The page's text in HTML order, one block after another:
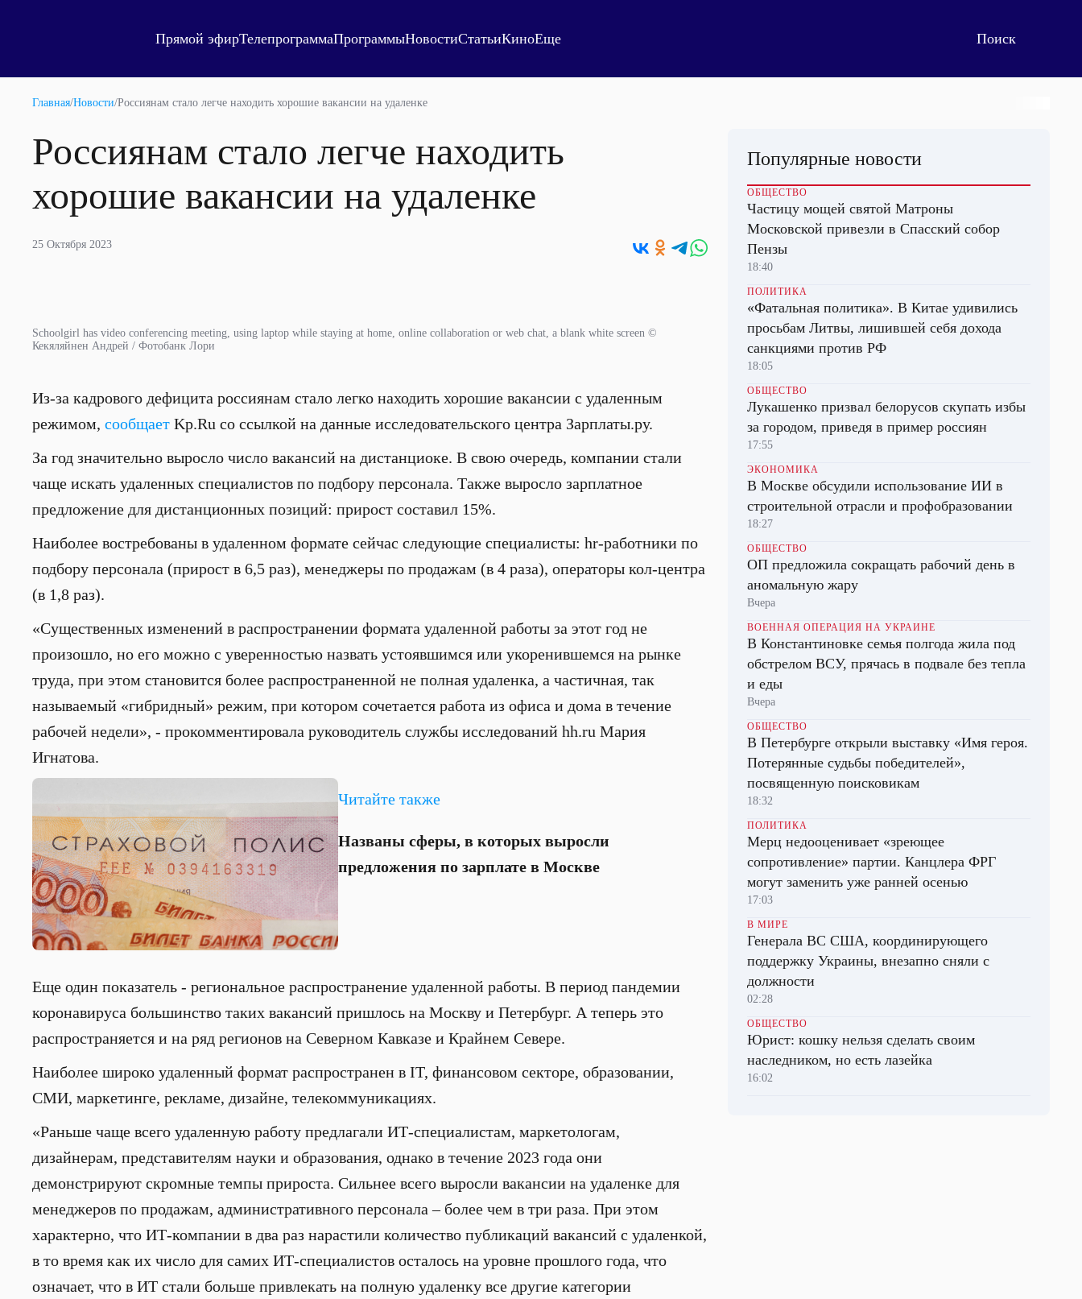
Прямой эфирТелепрограммаПрограммыНовостиСтатьиКиноЕще
Главная/Новости/Россиянам стало легче находить хорошие вакансии на удаленке
Россиянам стало легче находить
хорошие вакансии на удаленке
25 Октября 2023
Schoolgirl has video conferencing meeting, using laptop while staying at home, online collaboration or web chat, a blank white screen ©
Кекяляйнен Андрей / Фотобанк Лори
Из-за кадрового дефицита россиянам стало легко находить хорошие вакансии с удаленным
режимом, сообщает Kp.Ru со ссылкой на данные исследовательского центра Зарплаты.ру.
За год значительно выросло число вакансий на дистанциоке. В свою очередь, компании стали
чаще искать удаленных специалистов по подбору персонала. Также выросло зарплатное
предложение для дистанционных позиций: прирост составил 15%.
Наиболее востребованы в удаленном формате сейчас следующие специалисты: hr-работники по
подбору персонала (прирост в 6,5 раз), менеджеры по продажам (в 4 раза), операторы кол-центра
(в 1,8 раз).
«Существенных изменений в распространении формата удаленной работы за этот год не
произошло, но его можно с уверенностью назвать устоявшимся или укоренившемся на рынке
труда, при этом становится более распространенной не полная удаленка, а частичная, так
называемый «гибридный» режим, при котором сочетается работа из офиса и дома в течение
рабочей недели», - прокомментировала руководитель службы исследований hh.ru Мария
Игнатова.
Читайте также
Названы сферы, в которых выросли
предложения по зарплате в Москве
Еще один показатель - региональное распространение удаленной работы. В период пандемии
коронавируса большинство таких вакансий пришлось на Москву и Петербург. А теперь это
распространяется и на ряд регионов на Северном Кавказе и Крайнем Севере.
Наиболее широко удаленный формат распространен в IT, финансовом секторе, образовании,
СМИ, маркетинге, рекламе, дизайне, телекоммуникациях.
«Раньше чаще всего удаленную работу предлагали ИТ-специалистам, маркетологам,
дизайнерам, представителям науки и образования, однако в течение 2023 года они
демонстрируют скромные темпы прироста. Сильнее всего выросли вакансии на удаленке для
менеджеров по продажам, административного персонала – более чем в три раза. При этом
характерно, что ИТ-компании в два раз нарастили количество публикаций вакансий с удаленкой,
в то время как их число для самих ИТ-специалистов осталось на уровне прошлого года, что
означает, что в ИТ стали больше привлекать на полную удаленку все другие категории
Популярные новости
ОБЩЕСТВО
Частицу мощей святой Матроны
Московской привезли в Спасский собор
Пензы
18:40
ПОЛИТИКА
«Фатальная политика». В Китае удивились
просьбам Литвы, лишившей себя дохода
санкциями против РФ
18:05
ОБЩЕСТВО
Лукашенко призвал белорусов скупать избы
за городом, приведя в пример россиян
17:55
ЭКОНОМИКА
В Москве обсудили использование ИИ в
строительной отрасли и профобразовании
18:27
ОБЩЕСТВО
ОП предложила сокращать рабочий день в
аномальную жару
Вчера
ВОЕННАЯ ОПЕРАЦИЯ НА УКРАИНЕ
В Константиновке семья полгода жила под
обстрелом ВСУ, прячась в подвале без тепла
и еды
Вчера
ОБЩЕСТВО
В Петербурге открыли выставку «Имя героя.
Потерянные судьбы победителей»,
посвященную поисковикам
18:32
ПОЛИТИКА
Мерц недооценивает «зреющее
сопротивление» партии. Канцлера ФРГ
могут заменить уже ранней осенью
17:03
В МИРЕ
Генерала ВС США, координирующего
поддержку Украины, внезапно сняли с
должности
02:28
ОБЩЕСТВО
Юрист: кошку нельзя сделать своим
наследником, но есть лазейка
16:02